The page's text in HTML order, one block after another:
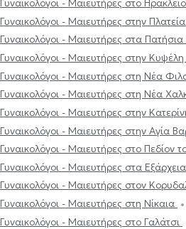
Γυναικολόγοι - Μαιευτήρες στο
Γυναικολόγοι - Μαιευτήρες στην
Γυναικολόγοι - Μαιευτήρες στα Πατήσια
Γυναικολόγοι - Μαιευτήρες στην Κυψέλη
Γυναικολόγοι - Μαιευτήρες στη Νέα
Γυναικολόγοι - Μαιευτήρες στη Νέα
Γυναικολόγοι - Μαιευτήρες στην
Γυναικολόγοι - Μαιευτήρες στην Αγία
Γυναικολόγοι - Μαιευτήρες στο Πεδίον
Γυναικολόγοι - Μαιευτήρες στα Εξάρχεια
Γυναικολόγοι - Μαιευτήρες στον
Γυναικολόγοι - Μαιευτήρες στη Νίκαια
Γυναικολόγοι - Μαιευτήρες στο Γαλάτσι